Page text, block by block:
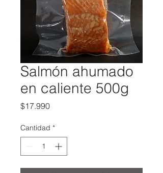
Salmón ahumado
en caliente 500g
$17.990Precio
Cantidad *